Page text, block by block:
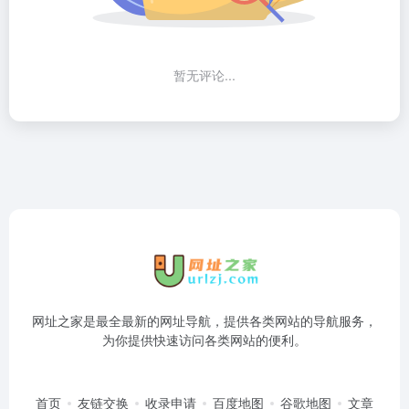
暂无评论...
网址之家是最全最新的网址导航，提供各类网站的导航服务，
为你提供快速访问各类网站的便利。
首页 友链交换 收录申请 百度地图 谷歌地图 文章